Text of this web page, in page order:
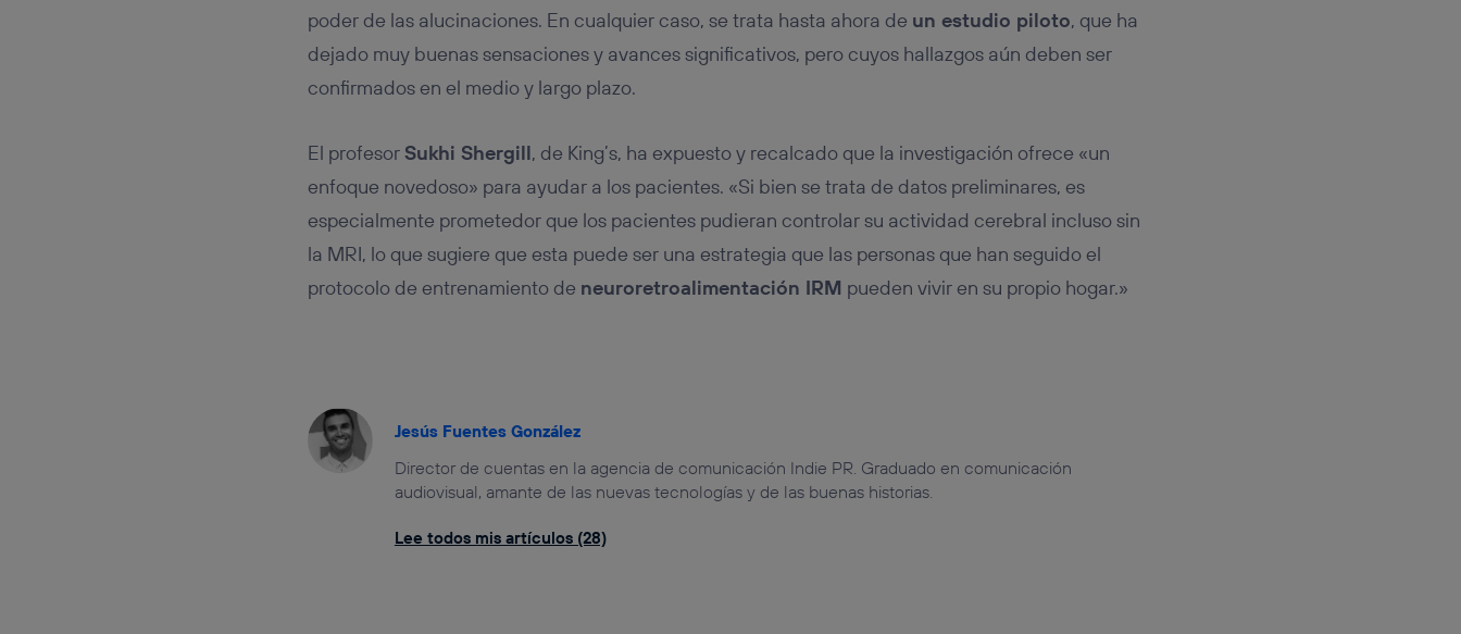
poder de las alucinaciones. En cualquier caso, se trata hasta ahora de un estudio piloto, que ha
dejado muy buenas sensaciones y avances significativos, pero cuyos hallazgos aún deben ser
confirmados en el medio y largo plazo.
El profesorSukhi Shergill, de King’s, ha expuesto y recalcado que la investigación ofrece «un
enfoque novedoso» para ayudar a los pacientes. «Si bien se trata de datos preliminares, es
especialmente prometedor que los pacientes pudieran controlar su actividad cerebral incluso sin
la MRI, lo que sugiere que esta puede ser una estrategia que las personas que han seguido el
protocolo de entrenamiento de neuroretroalimentación IRM pueden vivir en su propio hogar.»
Jesús Fuentes González
Director de cuentas en la agencia de comunicación Indie PR. Graduado en comunicación
audiovisual, amante de las nuevas tecnologías y de las buenas historias.
Lee todos mis artículos (28)